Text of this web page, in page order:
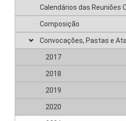
Calendários das Reuniões
Composição
Convocações, Pastas e
2017
2018
2019
2020